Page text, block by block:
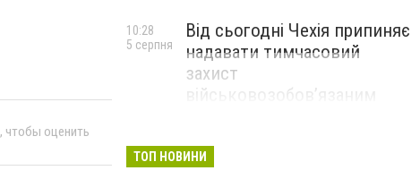
, чтобы оценить
Від сьогодні Чехія припиняє
надавати тимчасовий
захист
військовозобов’язаним
10:28
5 серпня
ТОП НОВИНИ